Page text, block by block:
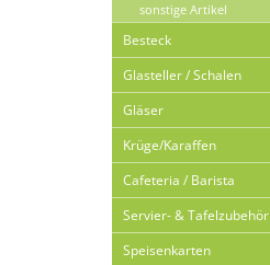
sonstige Artikel
Besteck
Glasteller / Schalen
Gläser
Krüge/Karaffen
Cafeteria / Barista
Servier- & Tafelzubehör
Speisenkarten